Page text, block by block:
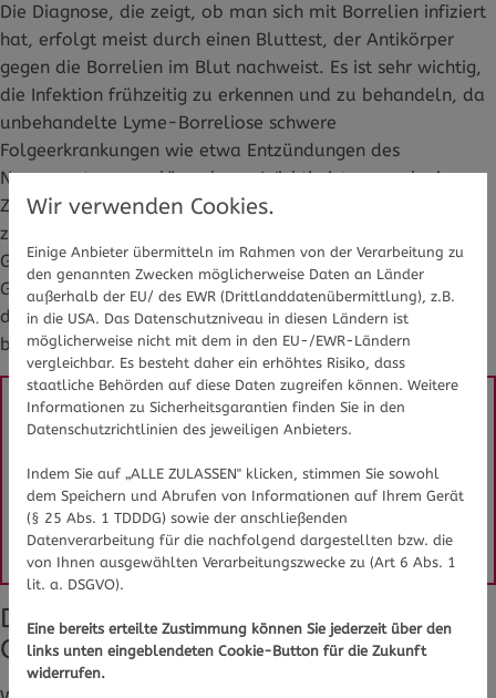
Die Diagnose, die zeigt, ob man sich mit Borrelien infiziert
hat, erfolgt meist durch einen Bluttest, der Antikörper
gegen die Borrelien im Blut nachweist. Es ist sehr wichtig,
die Infektion frühzeitig zu erkennen und zu behandeln, da
unbehandelte Lyme-Borreliose schwere
Folgeerkrankungen wie etwa Entzündungen des
Nervensystems auslösen kann. Wichtig ist es, nach einem
Zeckenstich auf mögliche Symptome der Lyme-Borreliose
zu achten: Meist sind sie ähnlich wie die Symptome einer
Grippe, dazu können rote Hautausschläge und
Gelenkschmerzen kommen. Allerdings kann es auch sein,
dass die Infektion mit den Borrelien komplett unbemerkt
bleibt, da sie völlig ohne Symptome verläuft.
Sie haben Fragen zu Lyme-Borreliose oder dem
Gesundheits-Experten und -Expertinnen aus Ihrer
Region beraten Sie gerne.Hier gelangen Sie zur
Expertensuche.
Die zweite Phase greift bereits die
Organe an
Wir verwenden Cookies.
Einige Anbieter übermitteln im Rahmen von der Verarbeitung zu
den genannten Zwecken möglicherweise Daten an Länder
außerhalb der EU/ des EWR (Drittlanddatenübermittlung), z.B.
in die USA. Das Datenschutzniveau in diesen Ländern ist
möglicherweise nicht mit dem in den EU-/EWR-Ländern
vergleichbar. Es besteht daher ein erhöhtes Risiko, dass
staatliche Behörden auf diese Daten zugreifen können. Weitere
Informationen zu Sicherheitsgarantien finden Sie in den
Datenschutzrichtlinien des jeweiligen Anbieters.
Indem Sie auf „ALLE ZULASSEN" klicken, stimmen Sie sowohl
dem Speichern und Abrufen von Informationen auf Ihrem Gerät
(§ 25 Abs. 1 TDDDG) sowie der anschließenden
Datenverarbeitung für die nachfolgend dargestellten bzw. die
von Ihnen ausgewählten Verarbeitungszwecke zu (Art 6 Abs. 1
lit. a. DSGVO).
Eine bereits erteilte Zustimmung können Sie jederzeit über den
links unten eingeblendeten Cookie-Button für die Zukunft
widerrufen.